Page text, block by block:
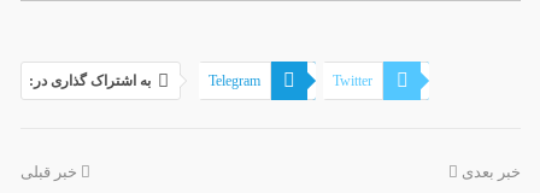
به اشتراک گذاری در: Telegram Twitter
خبر قبلی خبر بعدی